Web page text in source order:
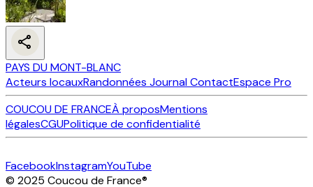
PAYS DU MONT-BLANC
Acteurs locauxRandonnées JournalContactEspace Pro
COUCOU DE FRANCEÀ proposMentions
légalesCGUPolitique de confidentialité
FacebookInstagramYouTube
© 2025 Coucou de France®